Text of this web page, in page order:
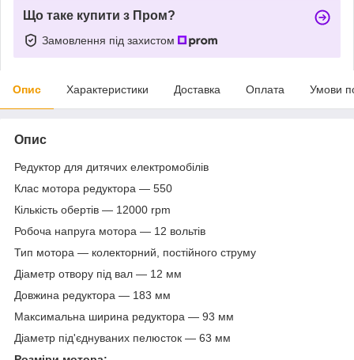
Що таке купити з Пром?
Замовлення під захистом
Опис Характеристики Доставка Оплата Умови
Опис
Редуктор для дитячих електромобілів
Клас мотора редуктора — 550
Кількість обертів — 12000 rpm
Робоча напруга мотора — 12 вольтів
Тип мотора — колекторний, постійного струму
Діаметр отвору під вал — 12 мм
Довжина редуктора — 183 мм
Максимальна ширина редуктора — 93 мм
Діаметр під'єднуваних пелюсток — 63 мм